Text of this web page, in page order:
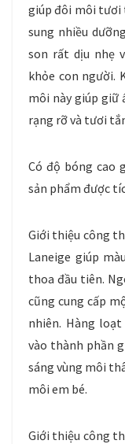
giúp đôi môi tươi
sung nhiều
son rất dịu nhẹ
khỏe con người.
môi này giúp giữ
rạng rỡ và tươi
Có độ bóng cao
sản phẩm được
Giới thiệu công
Laneige giúp
thoa đầu tiên.
cũng cung cấp
nhiên. Hàng
vào thành phần
sáng vùng môi
môi em bé.
Giới thiệu công